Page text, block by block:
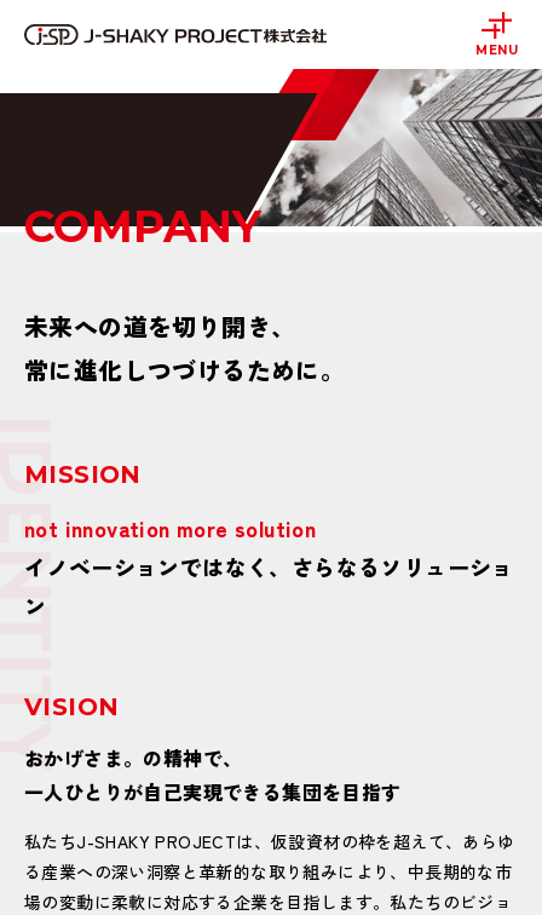
MENU
COMPANY
未来への道を切り開き、
常に進化しつづけるために。
MISSION
not innovation more solution
イノベーションではなく、さらなるソリューショ
ン
VISION
おかげさま。の精神で、
一人ひとりが自己実現できる集団を目指す
私たちJ-SHAKY PROJECTは、仮設資材の枠を超えて、あらゆ
る産業への深い洞察と革新的な取り組みにより、中長期的な市
場の変動に柔軟に対応する企業を目指します。私たちのビジョ